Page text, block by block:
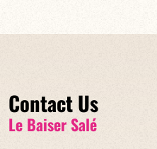
Contact Us
Le Baiser Salé